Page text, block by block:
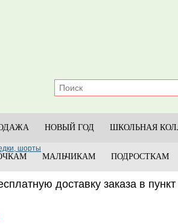
шорты
НОВЫЙ ГОД ШКОЛЬНАЯ
МАЛЬЧИКАМ ПОДРОСТКАМ
доставку заказа в